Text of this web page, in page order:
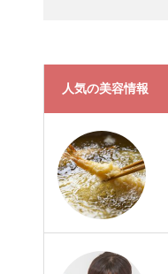
人気の美容情報